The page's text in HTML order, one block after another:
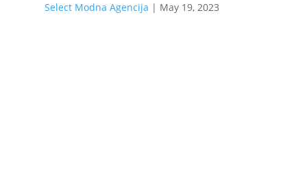
Select Modna Agencija | May 19, 2023